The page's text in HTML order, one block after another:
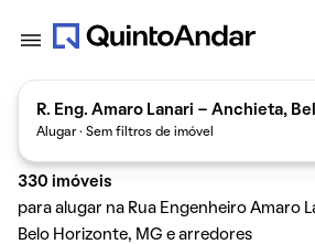
R. Eng. Amaro Lanari - Anchieta,
Alugar · Sem filtros de imóvel
330 imóveis
para alugar na Rua Engenheiro Amaro
Belo Horizonte, MG e arredores